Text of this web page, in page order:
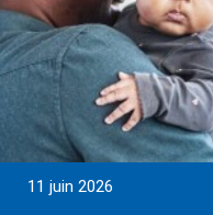
11 juin 2026